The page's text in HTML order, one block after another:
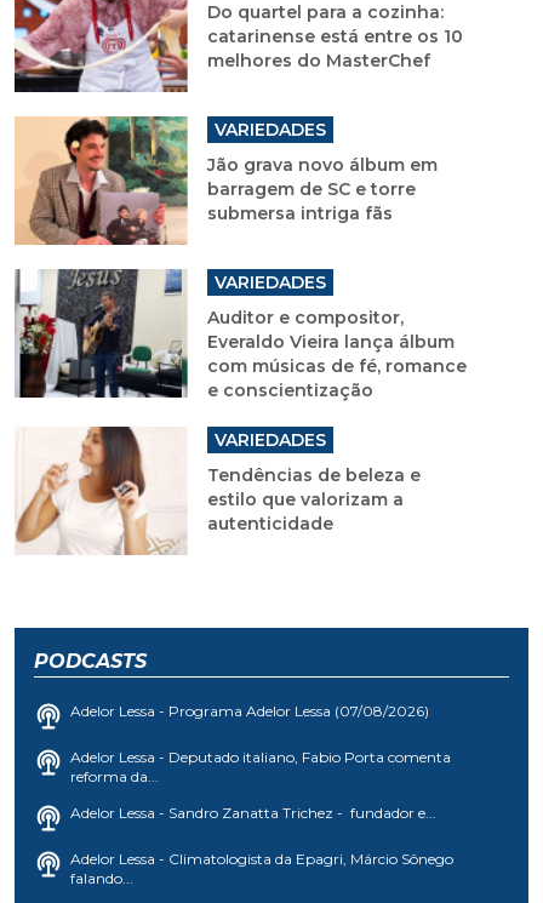
Do quartel para a cozinha:
catarinense está entre os 10
melhores do MasterChef
VARIEDADES
Jão grava novo álbum em
barragem de SC e torre
submersa intriga fãs
VARIEDADES
Auditor e compositor,
Everaldo Vieira lança álbum
com músicas de fé, romance
e conscientização
VARIEDADES
Tendências de beleza e
estilo que valorizam a
autenticidade
PODCASTS
Adelor Lessa - Programa Adelor Lessa (07/08/2026)
Adelor Lessa - Deputado italiano, Fabio Porta comenta
reforma da...
Adelor Lessa - Sandro Zanatta Trichez - fundador e...
Adelor Lessa - Climatologista da Epagri, Márcio Sônego
falando...